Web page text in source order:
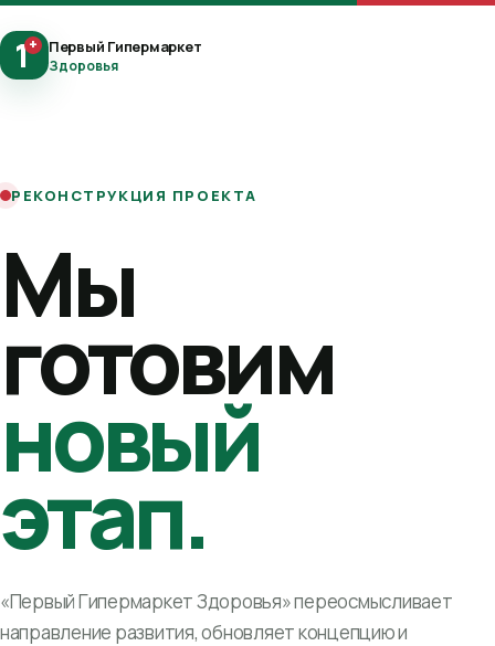
1+ Первый Гипермаркет
Здоровья
РЕКОНСТРУКЦИЯ ПРОЕКТА
Мы
готовим
новый
этап.
«Первый Гипермаркет Здоровья» переосмысливает
направление развития, обновляет концепцию и